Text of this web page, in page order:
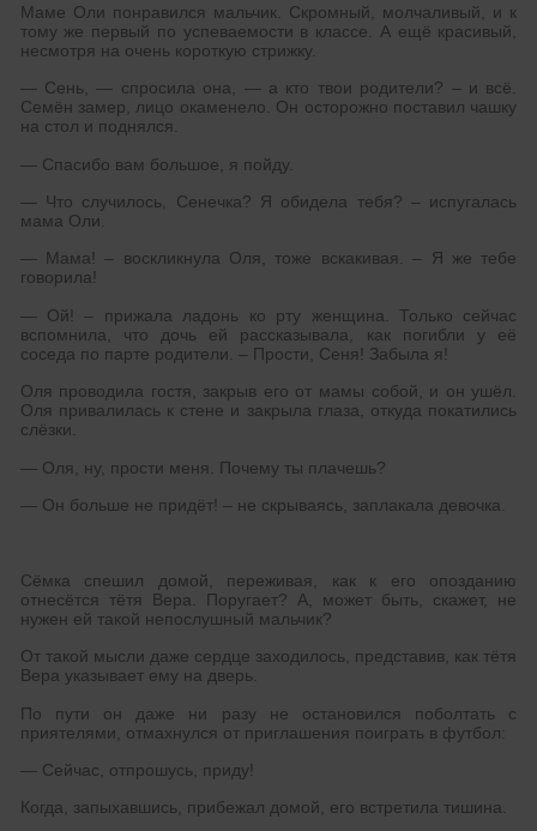
Маме Оли понравился мальчик. Скромный, молчаливый, и к
тому же первый по успеваемости в классе. А ещё красивый,
несмотря на очень короткую стрижку.
— Сень, — спросила она, — а кто твои родители? – и всё.
Семён замер, лицо окаменело. Он осторожно поставил чашку
на стол и поднялся.
— Спасибо вам большое, я пойду.
— Что случилось, Сенечка? Я обидела тебя? – испугалась
мама Оли.
— Мама! – воскликнула Оля, тоже вскакивая. – Я же тебе
говорила!
— Ой! – прижала ладонь ко рту женщина. Только сейчас
вспомнила, что дочь ей рассказывала, как погибли у её
соседа по парте родители. – Прости, Сеня! Забыла я!
Оля проводила гостя, закрыв его от мамы собой, и он ушёл.
Оля привалилась к стене и закрыла глаза, откуда покатились
слёзки.
— Оля, ну, прости меня. Почему ты плачешь?
— Он больше не придёт! – не скрываясь, заплакала девочка.
Сёмка спешил домой, переживая, как к его опозданию
отнесётся тётя Вера. Поругает? А, может быть, скажет, не
нужен ей такой непослушный мальчик?
От такой мысли даже сердце заходилось, представив, как тётя
Вера указывает ему на дверь.
По пути он даже ни разу не остановился поболтать с
приятелями, отмахнулся от приглашения поиграть в футбол:
— Сейчас, отпрошусь, приду!
Когда, запыхавшись, прибежал домой, его встретила тишина.